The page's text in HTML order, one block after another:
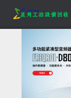
content